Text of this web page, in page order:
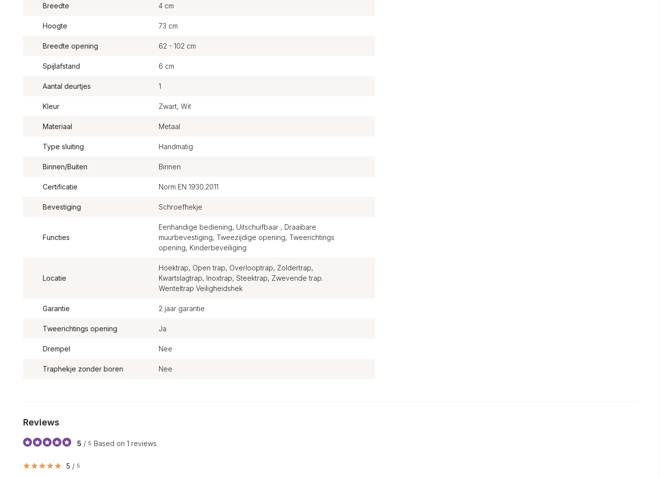
Breedte 4 cm
Hoogte 73 cm
Breedte opening 62 - 102 cm
Spijlafstand 6 cm
Aantal deurtjes 1
Kleur Zwart, Wit
Materiaal Metaal
Type sluiting Handmatig
Binnen/Buiten Binnen
Certificatie Norm EN 1930.2011
Bevestiging Schroefhekje
Functies
Eenhandige bediening, Uitschuifbaar , Draaibare
muurbevestiging, Tweezijdige opening, Tweerichtings
opening, Kinderbeveiliging
Locatie
Hoektrap, Open trap, Overlooptrap, Zoldertrap,
Kwartslagtrap, Inoxtrap, Steektrap, Zwevende trap.
Wenteltrap Veiligheidshek
Garantie 2 jaar garantie
Tweerichtings opening Ja
Drempel Nee
Traphekje zonder boren Nee
Reviews
5 / 5 Based on 1 reviews
5 / 5